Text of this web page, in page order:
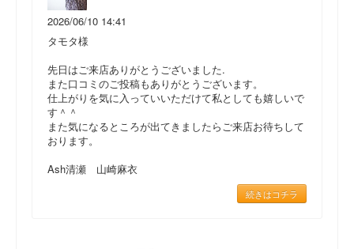
2026/06/10 14:41
タモタ様
先日はご来店ありがとうございました.
また口コミのご投稿もありがとうございます。
仕上がりを気に入っていいただけて私としても嬉しいで
す＾＾
また気になるところが出てきましたらご来店お待ちして
おります。
Ash清瀬 山崎麻衣
続きはコチラ